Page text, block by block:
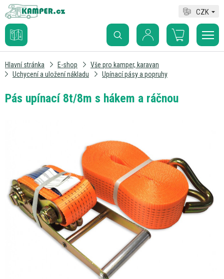
CZK
Hlavní stránka E-shop
Vše pro kamper, karavan
Uchycení a uložení nákladu
Upínací pásy a popruhy
Pás upínací 8t/8m s hákem a ráčnou